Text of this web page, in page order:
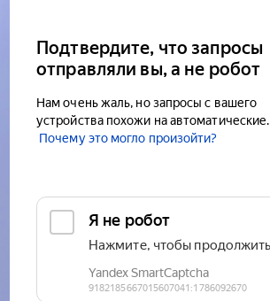
Подтвердите, что запросы
отправляли вы, а не робот
Нам очень жаль, но запросы с вашего
устройства похожи на автоматические.
Почему это могло произойти?